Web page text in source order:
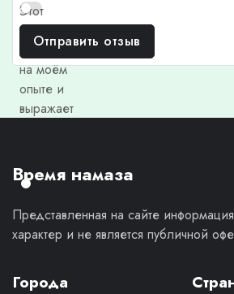
Этот
отзыв
основан
на моём
опыте и
выражает
мнение.
Отправить отзыв
Время намаза
Представленная на сайте
характер и не является публичной
Города